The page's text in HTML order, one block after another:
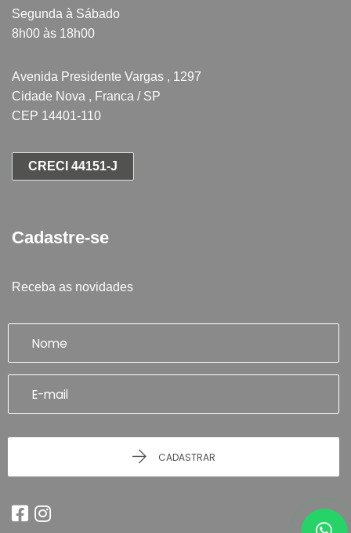
Segunda à Sábado
8h00 às 18h00
Avenida Presidente Vargas , 1297
Cidade Nova , Franca / SP
CEP 14401-110
CRECI 44151-J
Cadastre-se
Receba as novidades
CADASTRAR